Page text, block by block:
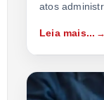
atos
Leia mais...